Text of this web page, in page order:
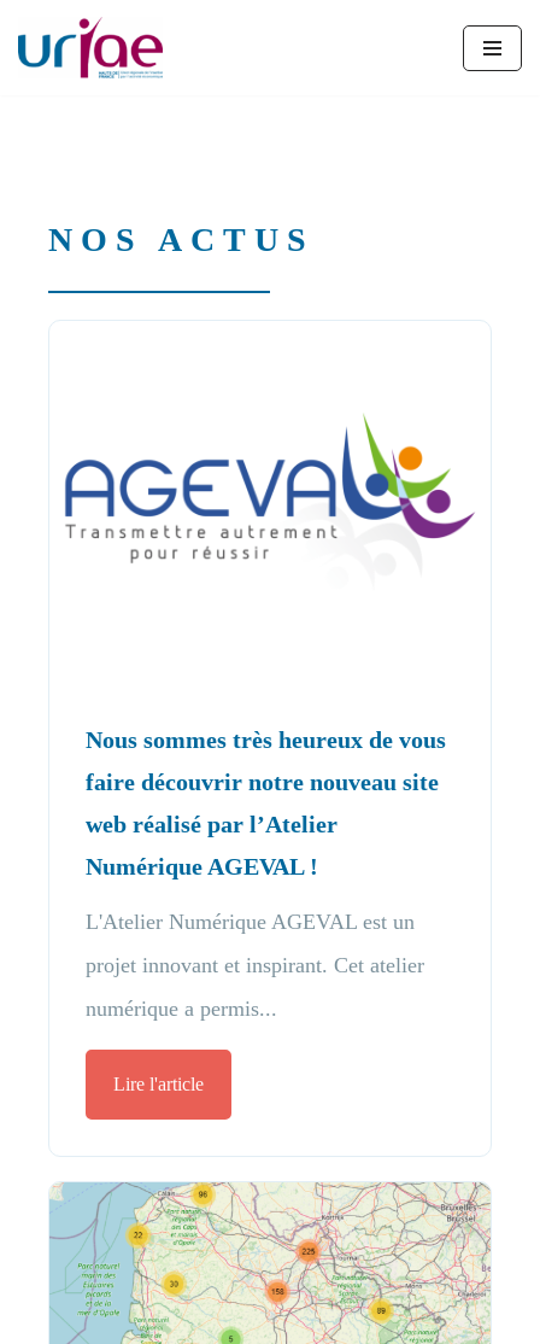
Aller
NOS ACTUS
Nous sommes très heureux de vous
faire découvrir notre nouveau site
web réalisé par l’Atelier
Numérique AGEVAL !
L'Atelier Numérique AGEVAL est un
projet innovant et inspirant. Cet atelier
numérique a permis...
Lire l'article